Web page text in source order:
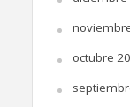
octubre